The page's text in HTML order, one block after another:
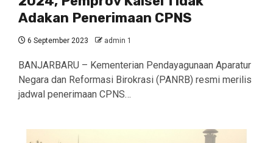
Adakan Penerimaan CPNS
6 September 2023 admin 1
BANJARBARU – Kementerian Pendayagunaan Aparatur
Negara dan Reformasi Birokrasi (PANRB) resmi merilis
jadwal penerimaan CPNS…